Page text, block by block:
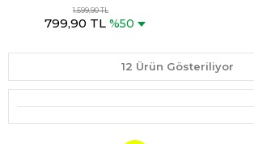
Kadın Yüzücü Siyah / Fuşya
Mayo
1.599,90 TL
799,90 TL %50
12 Ürün Gösteriliyor